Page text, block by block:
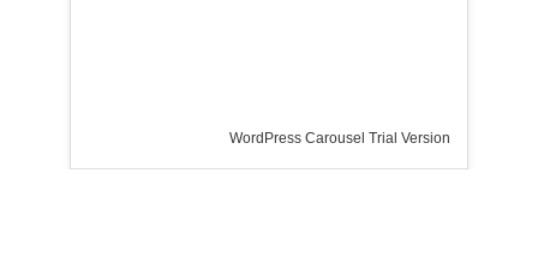
WordPress Carousel Trial Version